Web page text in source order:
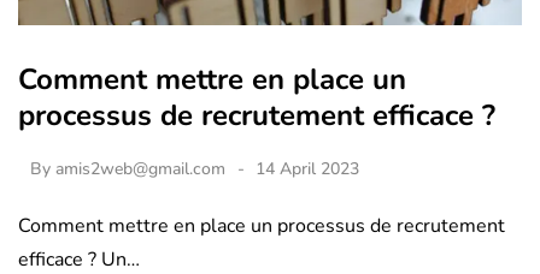
Comment mettre en place un
processus de recrutement efficace ?
By amis2web@gmail.com 14 April 2023
Comment mettre en place un processus de recrutement
efficace ? Un…